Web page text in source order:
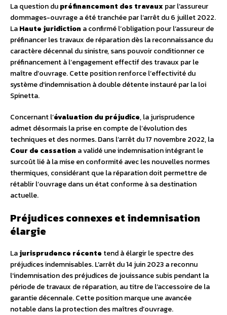
La question dupréfinancement des travaux par l’assureur
dommages-ouvrage a été tranchée par l’arrêt du 6 juillet 2022.
LaHaute juridiction a confirmé l’obligation pour l’assureur de
préfinancer les travaux de réparation dès la reconnaissance du
caractère décennal du sinistre, sans pouvoir conditionner ce
préfinancement à l’engagement effectif des travaux par le
maître d’ouvrage. Cette position renforce l’effectivité du
système d’indemnisation à double détente instauré par la loi
Spinetta.
Concernant l’évaluation du préjudice, la jurisprudence
admet désormais la prise en compte de l’évolution des
techniques et des normes. Dans l’arrêt du 17 novembre 2022, la
Cour de cassation a validé une indemnisation intégrant le
surcoût lié à la mise en conformité avec les nouvelles normes
thermiques, considérant que la réparation doit permettre de
rétablir l’ouvrage dans un état conforme à sa destination
actuelle.
Préjudices connexes et indemnisation
élargie
Lajurisprudence récente tend à élargir le spectre des
préjudices indemnisables. L’arrêt du 14 juin 2023 a reconnu
l’indemnisation des préjudices de jouissance subis pendant la
période de travaux de réparation, au titre de l’accessoire de la
garantie décennale. Cette position marque une avancée
notable dans la protection des maîtres d’ouvrage.